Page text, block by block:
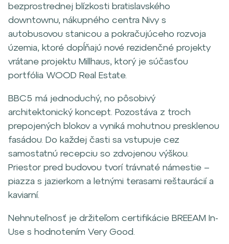
bezprostrednej blízkosti bratislavského
downtownu, nákupného centra Nivy s
autobusovou stanicou a pokračujúceho rozvoja
územia, ktoré dopĺňajú nové rezidenčné projekty
vrátane projektu Millhaus, ktorý je súčasťou
portfólia WOOD Real Estate.
BBC5 má jednoduchý, no pôsobivý
architektonický koncept. Pozostáva z troch
prepojených blokov a vyniká mohutnou presklenou
fasádou. Do každej časti sa vstupuje cez
samostatnú recepciu so zdvojenou výškou.
Priestor pred budovou tvorí trávnaté námestie –
piazza s jazierkom a letnými terasami reštaurácií a
kaviarní.
Nehnuteľnosť je držiteľom certifikácie BREEAM In-
Use s hodnotením Very Good.